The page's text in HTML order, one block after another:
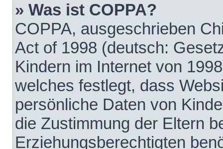
» Was ist COPPA?
COPPA, ausgeschrieben
Act of 1998 (deutsch:
Kindern im Internet von
welches festlegt, dass
persönliche Daten von
die Zustimmung der Eltern
Erziehungsberechtigten